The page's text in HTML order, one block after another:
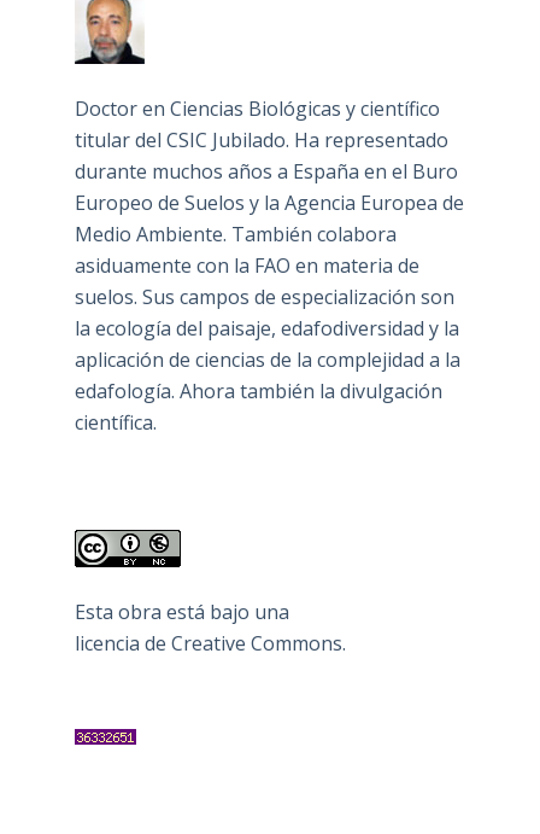
Doctor en Ciencias Biológicas y científico
titular del CSIC Jubilado. Ha representado
durante muchos años a España en el Buro
Europeo de Suelos y la Agencia Europea de
Medio Ambiente. También colabora
asiduamente con la FAO en materia de
suelos. Sus campos de especialización son
la ecología del paisaje, edafodiversidad y la
aplicación de ciencias de la complejidad a la
edafología. Ahora también la divulgación
científica.
Esta obra está bajo una
licencia de Creative Commons.